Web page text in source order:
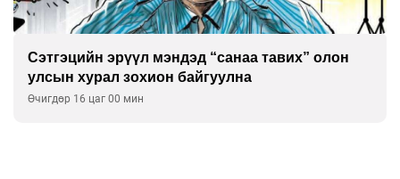
Сэтгэцийн эрүүл мэндэд “санаа тавих” олон
улсын хурал зохион байгуулна
Өчигдөр 16 цаг 00 мин